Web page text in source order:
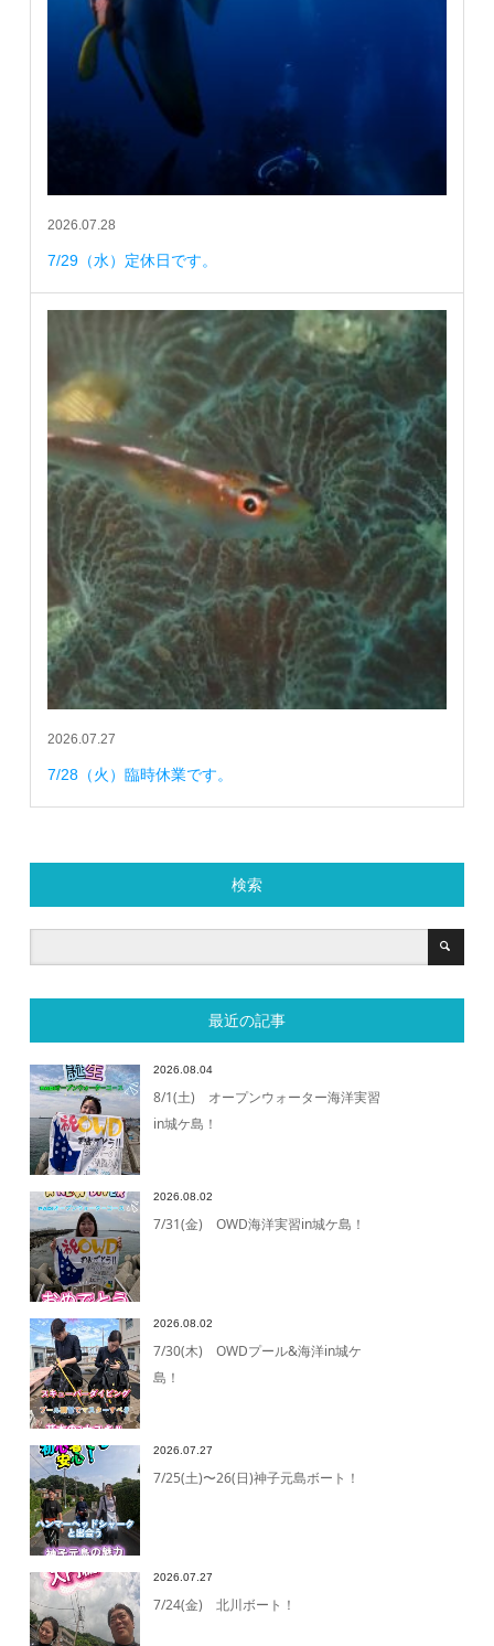
2026.07.28
7/29（水）定休日です。
2026.07.27
7/28（火）臨時休業です。
検索
最近の記事
2026.08.04
8/1(土) オープンウォーター海洋実習
in城ケ島！
2026.08.02
7/31(金) OWD海洋実習in城ケ島！
2026.08.02
7/30(木) OWDプール&海洋in城ケ
島！
2026.07.27
7/25(土)〜26(日)神子元島ボート！
2026.07.27
7/24(金) 北川ボート！